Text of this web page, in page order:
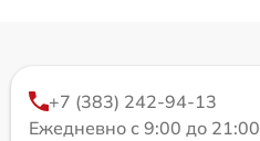
+7 (383) 242-94-13
Ежедневно с 9:00 до 21:00